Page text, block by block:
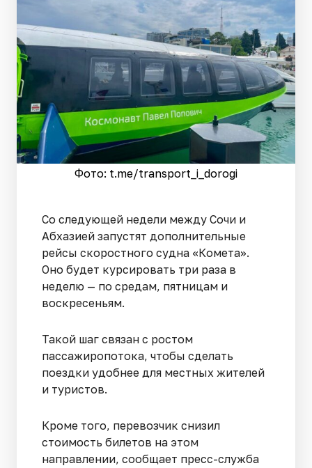
Фото: t.me/transport_i_dorogi
Со следующей недели между Сочи и
Абхазией запустят дополнительные
рейсы скоростного судна «Комета».
Оно будет курсировать три раза в
неделю — по средам, пятницам и
воскресеньям.
Такой шаг связан с ростом
пассажиропотока, чтобы сделать
поездки удобнее для местных жителей
и туристов.
Кроме того, перевозчик снизил
стоимость билетов на этом
направлении, сообщает пресс-служба